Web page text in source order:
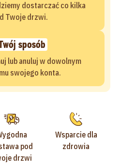
dostarczać co kilka
Twoje drzwi.
sposób
lub anuluj w dowolnym
swojego konta.
pod
drzwi
Wsparcie dla
zdrowia